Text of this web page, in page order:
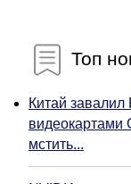
Топ
Китай
видеокартами
мстить...